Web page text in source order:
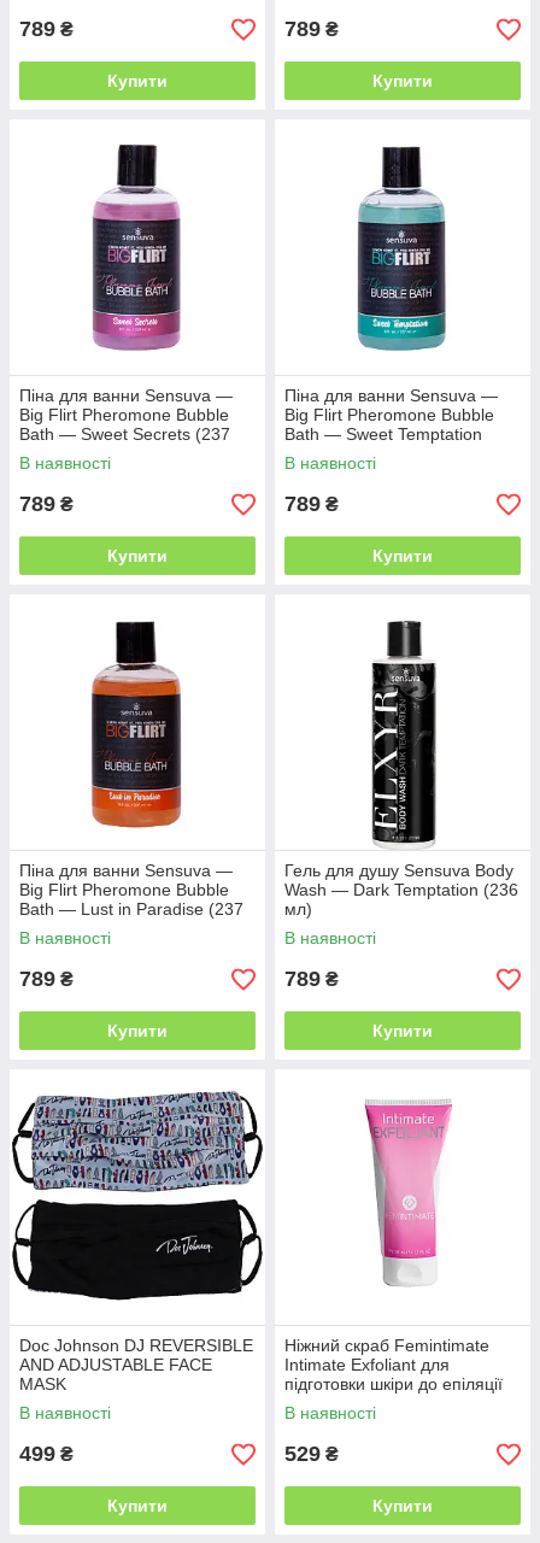
789 ₴
Купити
789 ₴
Купити
Піна для ванни Sensuva —
Big Flirt Pheromone Bubble
Bath — Sweet Secrets (237
мл)
В наявності
789 ₴
Купити
Піна для ванни Sensuva —
Big Flirt Pheromone Bubble
Bath — Sweet Temptation
(237 мл)
В наявності
789 ₴
Купити
Піна для ванни Sensuva —
Big Flirt Pheromone Bubble
Bath — Lust in Paradise (237
мл)
В наявності
789 ₴
Купити
Гель для душу Sensuva Body
Wash — Dark Temptation (236
мл)
В наявності
789 ₴
Купити
Doc Johnson DJ REVERSIBLE
AND ADJUSTABLE FACE
MASK
В наявності
499 ₴
Купити
Ніжний скраб Femintimate
Intimate Exfoliant для
підготовки шкіри до епіляції
воском (50 мл)
В наявності
529 ₴
Купити